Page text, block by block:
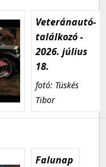
Veteránautó-
találkozó -
2026. július
18.
fotó: Tüskés
Tibor
Falunap